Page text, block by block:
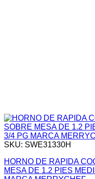
SKU: SWE31330H
HORNO DE RAPIDA
MESA DE 1.2 PIES